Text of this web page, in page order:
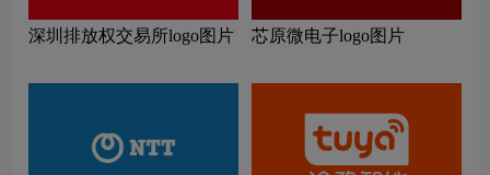
深圳排放权交易所logo图片 芯原微电子logo图片